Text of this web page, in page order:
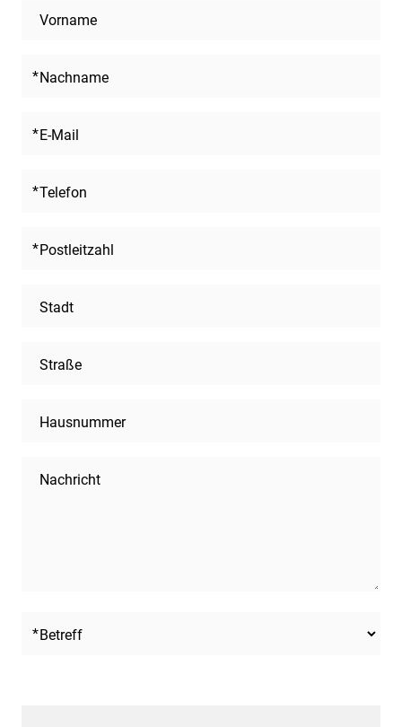
Vorname
Nachname
E-Mail
Telefon
Postleitzahl
Stadt
Straße
Hausnummer
Nachricht
Betreff